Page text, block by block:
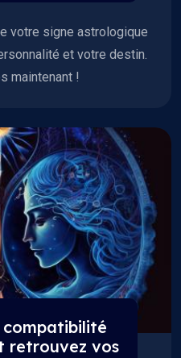
votre signe astrologique
et votre destin.
maintenant !
compatibilité
retrouvez vos